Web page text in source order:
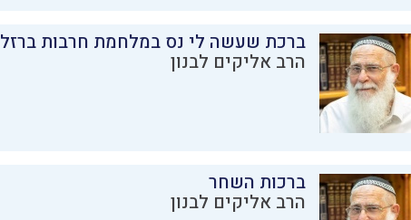
ברכת שעשה לי נס במלחמת חרבות ברזל
הרב אליקים לבנון
ברכות השחר
הרב אליקים לבנון